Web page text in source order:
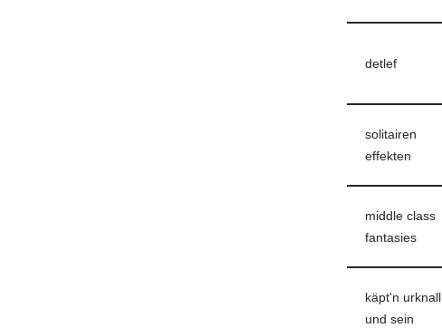
detlef
solitairen
effekten
middle class
fantasies
käpt'n urknall
und sein